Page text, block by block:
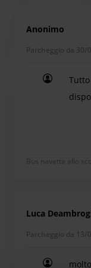
Dal Terminal 1:
Presso il
servizi igienici e
Anonimo
Parcheggio da
Bus navetta allo
Luca
Parcheggio da